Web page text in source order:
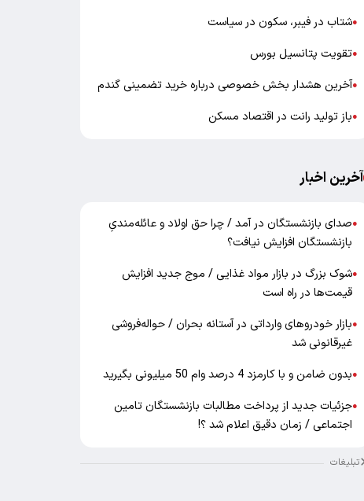
●شتاب در فیبر، سکون در سیاست
●تقویت پتانسیل بورس
●آخرین هشدار بخش خصوصی درباره خرید تضمینی گندم
●باز تولید رانت در اقتصاد مسکن
آخرین اخبار
●صدای بازنشستگان در آمد / چرا حق اولاد و عائله‌مندیِ
بازنشستگان افزایش نیافت؟
●شوک بزرگ در بازار مواد غذایی / موج جدید افزایش
قیمت‌ها در راه است
●بازار خودرو‌های وارداتی در آستانه بحران / حواله‌فروشی
غیرقانونی شد
●بدون ضامن و با کارمزد 4 درصد وام 50 میلیونی بگیرید
●جزئیات جدید از پرداخت مطالبات بازنشستگان تامین
اجتماعی / زمان دقیق اعلام شد ؟!
تبلیغات